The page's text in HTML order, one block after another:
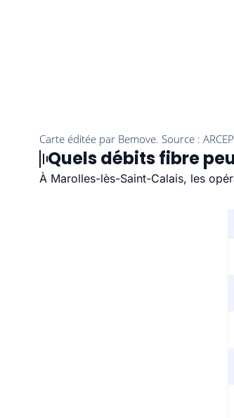
Quels débits fibre
À Marolles-lès-Saint-Calais, les